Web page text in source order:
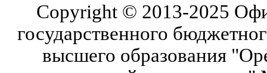
Copyright © 2013-2025
государственного
высшего образования